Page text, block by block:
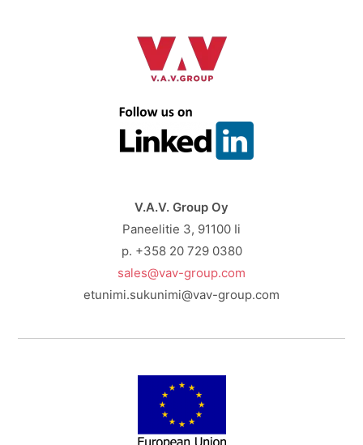
V.A.V. Group Oy
Paneelitie 3, 91100 Ii
p. +358 20 729 0380
sales@vav-group.com
etunimi.sukunimi@vav-group.com